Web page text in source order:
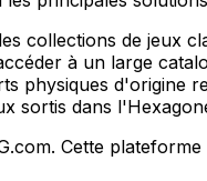
collections de jeux
à un large
physiques d'origine
sortis dans
Cette